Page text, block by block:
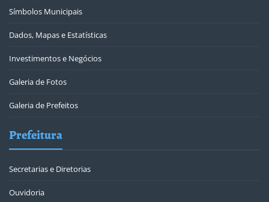
Símbolos Municipais
Dados, Mapas e Estatísticas
Investimentos e Negócios
Galeria de Fotos
Galeria de Prefeitos
Prefeitura
Secretarias e Diretorias
Ouvidoria